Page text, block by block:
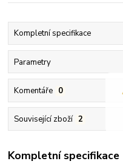
Kompletní specifikace
Parametry
Komentáře 0
Související zboží 2
Kompletní specifikace